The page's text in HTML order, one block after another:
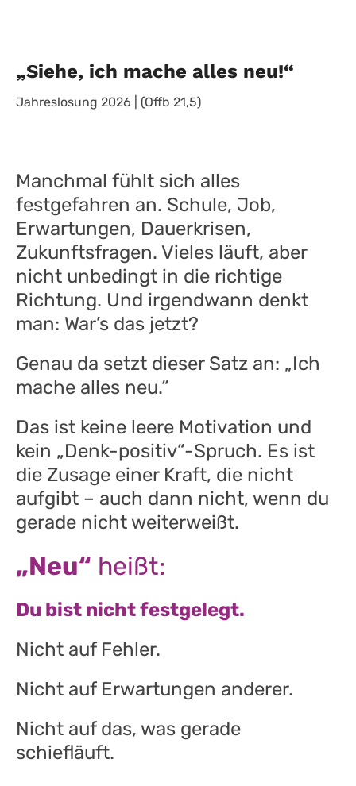
„Siehe, ich mache alles neu!“
Jahreslosung 2026 | (Offb 21,5)
Manchmal fühlt sich alles
festgefahren an. Schule, Job,
Erwartungen, Dauerkrisen,
Zukunftsfragen. Vieles läuft, aber
nicht unbedingt in die richtige
Richtung. Und irgendwann denkt
man: War’s das jetzt?
Genau da setzt dieser Satz an: „Ich
mache alles neu.“
Das ist keine leere Motivation und
kein „Denk-positiv“-Spruch. Es ist
die Zusage einer Kraft, die nicht
aufgibt – auch dann nicht, wenn du
gerade nicht weiterweißt.
„Neu“ heißt:
Du bist nicht festgelegt.
Nicht auf Fehler.
Nicht auf Erwartungen anderer.
Nicht auf das, was gerade
schiefläuft.